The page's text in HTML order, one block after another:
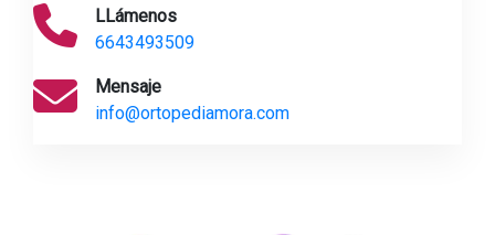
LLámenos
6643493509
Mensaje
info@ortopediamora.com